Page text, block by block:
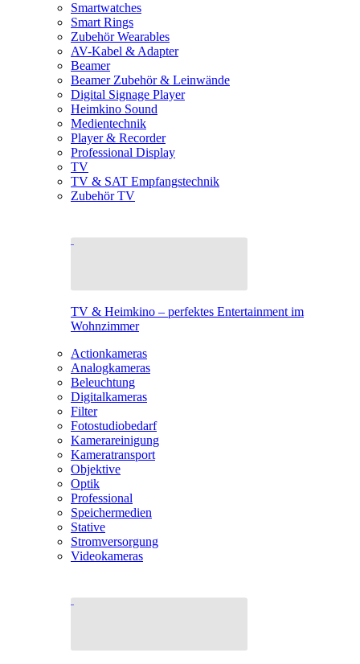
Smartwatches
Smart Rings
Zubehör Wearables
AV-Kabel & Adapter
Beamer
Beamer Zubehör & Leinwände
Digital Signage Player
Heimkino Sound
Medientechnik
Player & Recorder
Professional Display
TV
TV & SAT Empfangstechnik
Zubehör TV
TV & Heimkino – perfektes Entertainment im
Wohnzimmer
Actionkameras
Analogkameras
Beleuchtung
Digitalkameras
Filter
Fotostudiobedarf
Kamerareinigung
Kameratransport
Objektive
Optik
Professional
Speichermedien
Stative
Stromversorgung
Videokameras